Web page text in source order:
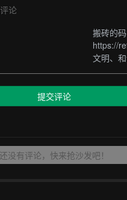
论
搬砖的
https://
文明、
提交评论
还没有评论，快来抢沙发吧！